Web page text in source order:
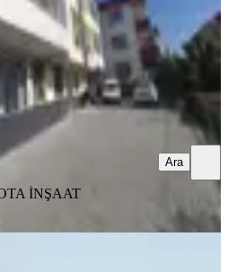
Mikail Barışık
İNŞAAT
Ara